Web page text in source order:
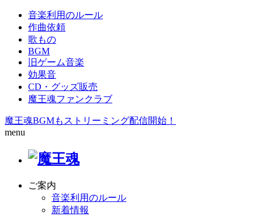
音楽利用のルール
作曲依頼
歌もの
BGM
旧ゲーム音楽
効果音
CD・グッズ販売
魔王魂ファンクラブ
魔王魂BGMもストリーミング配信開始！
menu
ご案内
音楽利用のルール
新着情報